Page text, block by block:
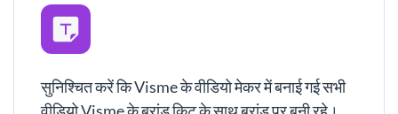
सुनिश्चित करें कि Visme के वीडियो मेकर में बनाई गई सभी